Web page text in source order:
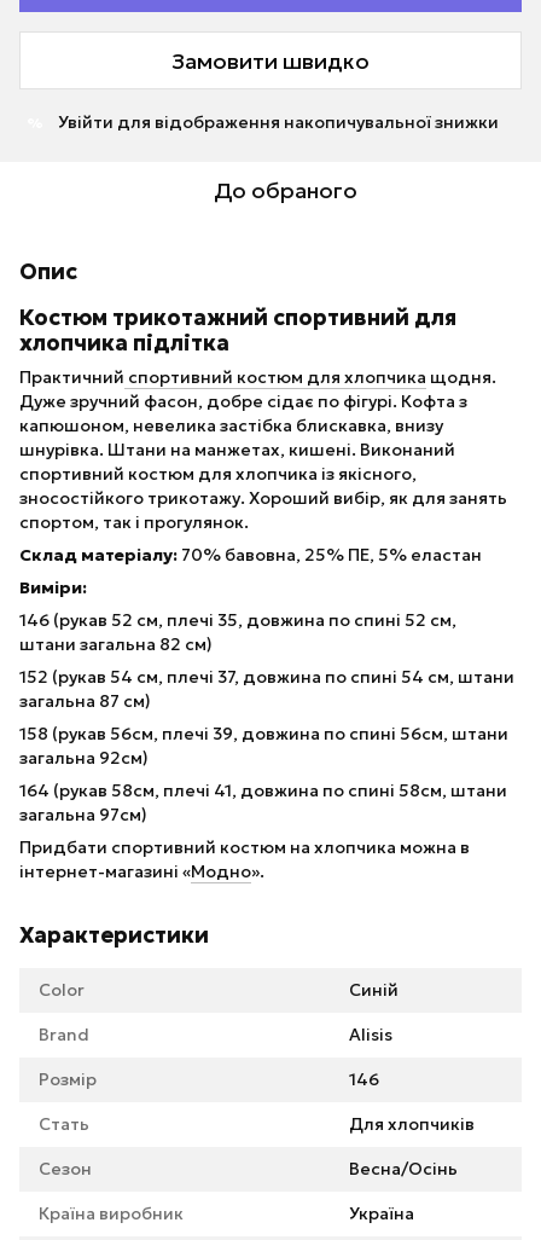
Замовити швидко
Увійти для відображення накопичувальної знижки
До обраного
Опис
Костюм трикотажний спортивний для
хлопчика підлітка
Практичний спортивний костюм для хлопчика щодня.
Дуже зручний фасон, добре сідає по фігурі. Кофта з
капюшоном, невелика застібка блискавка, внизу
шнурівка. Штани на манжетах, кишені. Виконаний
спортивний костюм для хлопчика із якісного,
зносостійкого трикотажу. Хороший вибір, як для занять
спортом, так і прогулянок.
Склад матеріалу: 70% бавовна, 25% ПЕ, 5% еластан
Виміри:
146 (рукав 52 см, плечі 35, довжина по спині 52 см,
штани загальна 82 см)
152 (рукав 54 см, плечі 37, довжина по спині 54 см, штани
загальна 87 см)
158 (рукав 56см, плечі 39, довжина по спині 56см, штани
загальна 92см)
164 (рукав 58см, плечі 41, довжина по спині 58см, штани
загальна 97см)
Придбати спортивний костюм на хлопчика можна в
інтернет-магазині «Модно».
Характеристики
Color Синій
Brand Alisis
Розмір 146
Стать Для хлопчиків
Сезон Весна/Осінь
Країна виробник Україна